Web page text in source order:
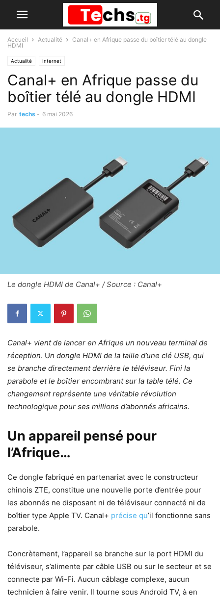
Accueil Actualité
Canal+ en Afrique passe du boîtier télé au dongle
HDMI
Actualité Internet
Canal+ en Afrique passe du
boîtier télé au dongle HDMI
Par techs - 6 mai 2026
Le dongle HDMI de Canal+ / Source : Canal+
Canal+ vient de lancer en Afrique un nouveau terminal de
réception. Un dongle HDMI de la taille d’une clé USB, qui
se branche directement derrière le téléviseur. Fini la
parabole et le boîtier encombrant sur la table télé. Ce
changement représente une véritable révolution
technologique pour ses millions d’abonnés africains.
Un appareil pensé pour
l’Afrique…
Ce dongle fabriqué en partenariat avec le constructeur
chinois ZTE, constitue une nouvelle porte d’entrée pour
les abonnés ne disposant ni de téléviseur connecté ni de
boîtier type Apple TV. Canal+ précise qu’il fonctionne sans
parabole.
Concrètement, l’appareil se branche sur le port HDMI du
téléviseur, s’alimente par câble USB ou sur le secteur et se
connecte par Wi-Fi. Aucun câblage complexe, aucun
technicien à faire venir. Il tourne sous Android TV, à en